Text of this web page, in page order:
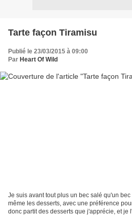
Tarte façon Tiramisu
Publié le 23/03/2015 à 09:00
Par Heart Of Wild
Je suis avant tout plus un bec salé qu'un
même les desserts, avec une préférence
donc partit des desserts que j'apprécie, et